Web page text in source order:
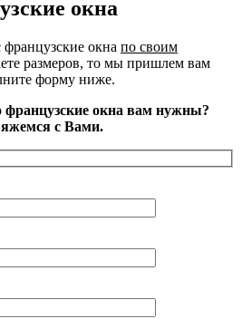
окна
окна по своим
размеров, то мы пришлем вам
форму ниже.
окна вам нужны?
с Вами.